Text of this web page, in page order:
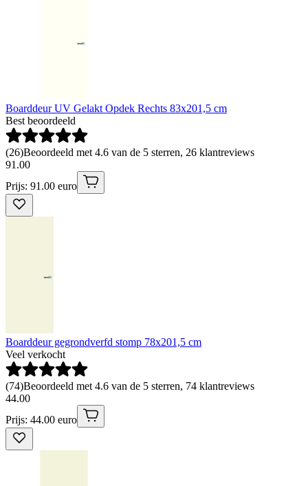
Boarddeur UV Gelakt Opdek Rechts 83x201,5 cm
Best beoordeeld
(26)Beoordeeld met 4.6 van de 5 sterren, 26 klantreviews
91 .00
Prijs: 91.00 euro
Boarddeur gegrondverfd stomp 78x201,5 cm
Veel verkocht
(74)Beoordeeld met 4.6 van de 5 sterren, 74 klantreviews
44.00
Prijs: 44.00 euro